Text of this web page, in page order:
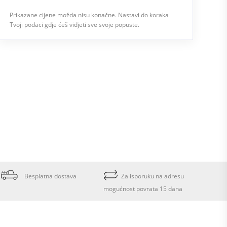
Prikazane cijene možda nisu konačne. Nastavi do koraka
Tvoji podaci gdje ćeš vidjeti sve svoje popuste.
Besplatna dostava
Za isporuku na adresu
mogućnost povrata 15 dana